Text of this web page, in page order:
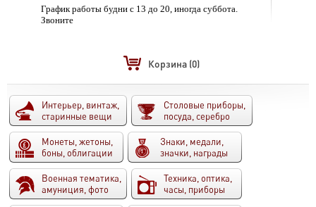
График работы будни с 13 до 20, иногда суббота.
Звоните
Корзина (0)
Интерьер, винтаж,
старинные вещи
Столовые приборы,
посуда, серебро
Монеты, жетоны,
боны, облигации
Знаки, медали,
значки, награды
Военная тематика,
амуниция, фото
Техника, оптика,
часы, приборы